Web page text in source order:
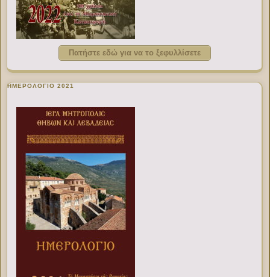
Πατήστε εδώ για να το ξεφυλλίσετε
ΗΜΕΡΟΛΟΓΙΟ 2021